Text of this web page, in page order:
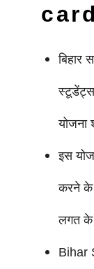
बिहार
योजना
इस
करने के
लगत के
Bihar